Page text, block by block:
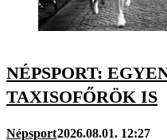
NÉPSPORT:
TAXISOFŐRÖK IS
Népsport2026.08.01. 12:27